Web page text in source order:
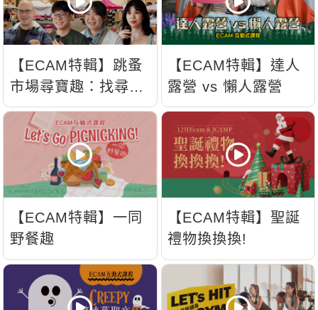
【ECAM特輯】跳蚤
市場尋寶趣：找尋屬
於你的寶物吧！
【ECAM特輯】達人
露營 vs 懶人露營
【ECAM特輯】一同
野餐趣
【ECAM特輯】聖誕
禮物換換換!